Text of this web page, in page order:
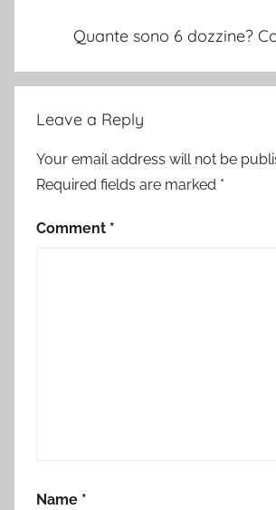
Quante sono 6 dozzine?
Leave a Reply
Your email address will not be
Required fields are marked *
Comment *
Name *